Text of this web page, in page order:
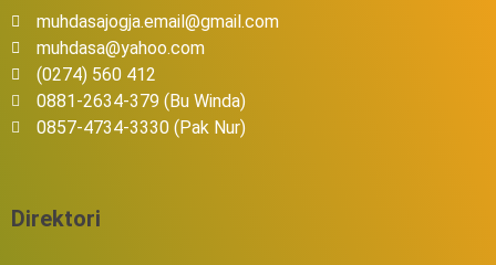
muhdasajogja.email@gmail.com
muhdasa@yahoo.com
(0274) 560 412
0881-2634-379 (Bu Winda)
0857-4734-3330 (Pak Nur)
Direktori